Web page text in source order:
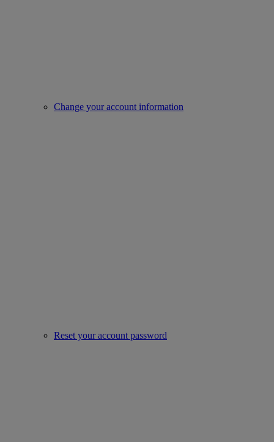
Change your account information
Reset your account password